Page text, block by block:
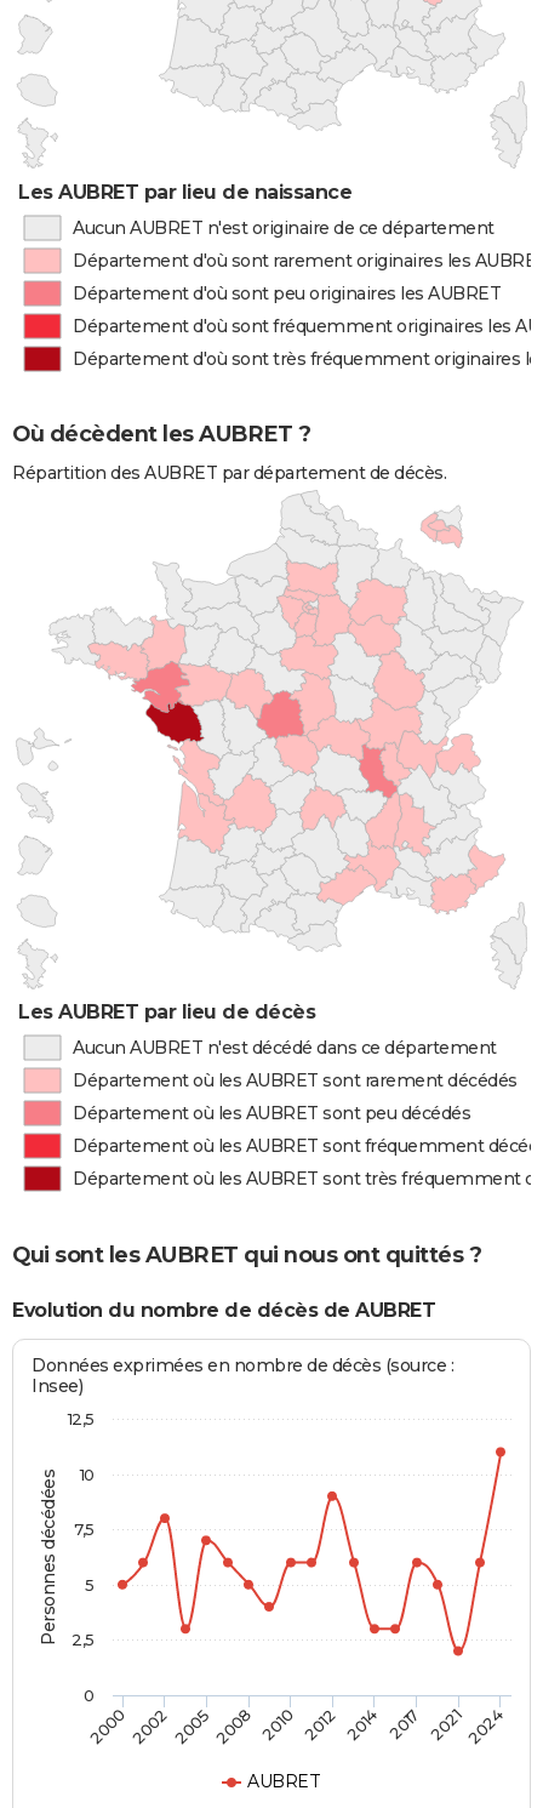
Les AUBRET par lieu de naissance
Aucun AUBRET n'est originaire de ce département
Département d'où sont rarement originaires les
Département d'où sont peu originaires les AUBRET
Département d'où sont fréquemment originaires les
Département d'où sont très fréquemment originaires
Où décèdent les AUBRET ?
Répartition des AUBRET par département de décès.
Les AUBRET par lieu de décès
Aucun AUBRET n'est décédé dans ce département
Département où les AUBRET sont rarement décédés
Département où les AUBRET sont peu décédés
Département où les AUBRET sont fréquemment
Département où les AUBRET sont très fréquemment
Qui sont les AUBRET qui nous ont quittés ?
Evolution du nombre de décès de AUBRET
Personnes décédées
Données exprimées en nombre de décès (source :
Insee)
AUBRET
2000200220052008 2010 2012 2014 2017 20212024
0
2,5
5
7,5
10
12,5